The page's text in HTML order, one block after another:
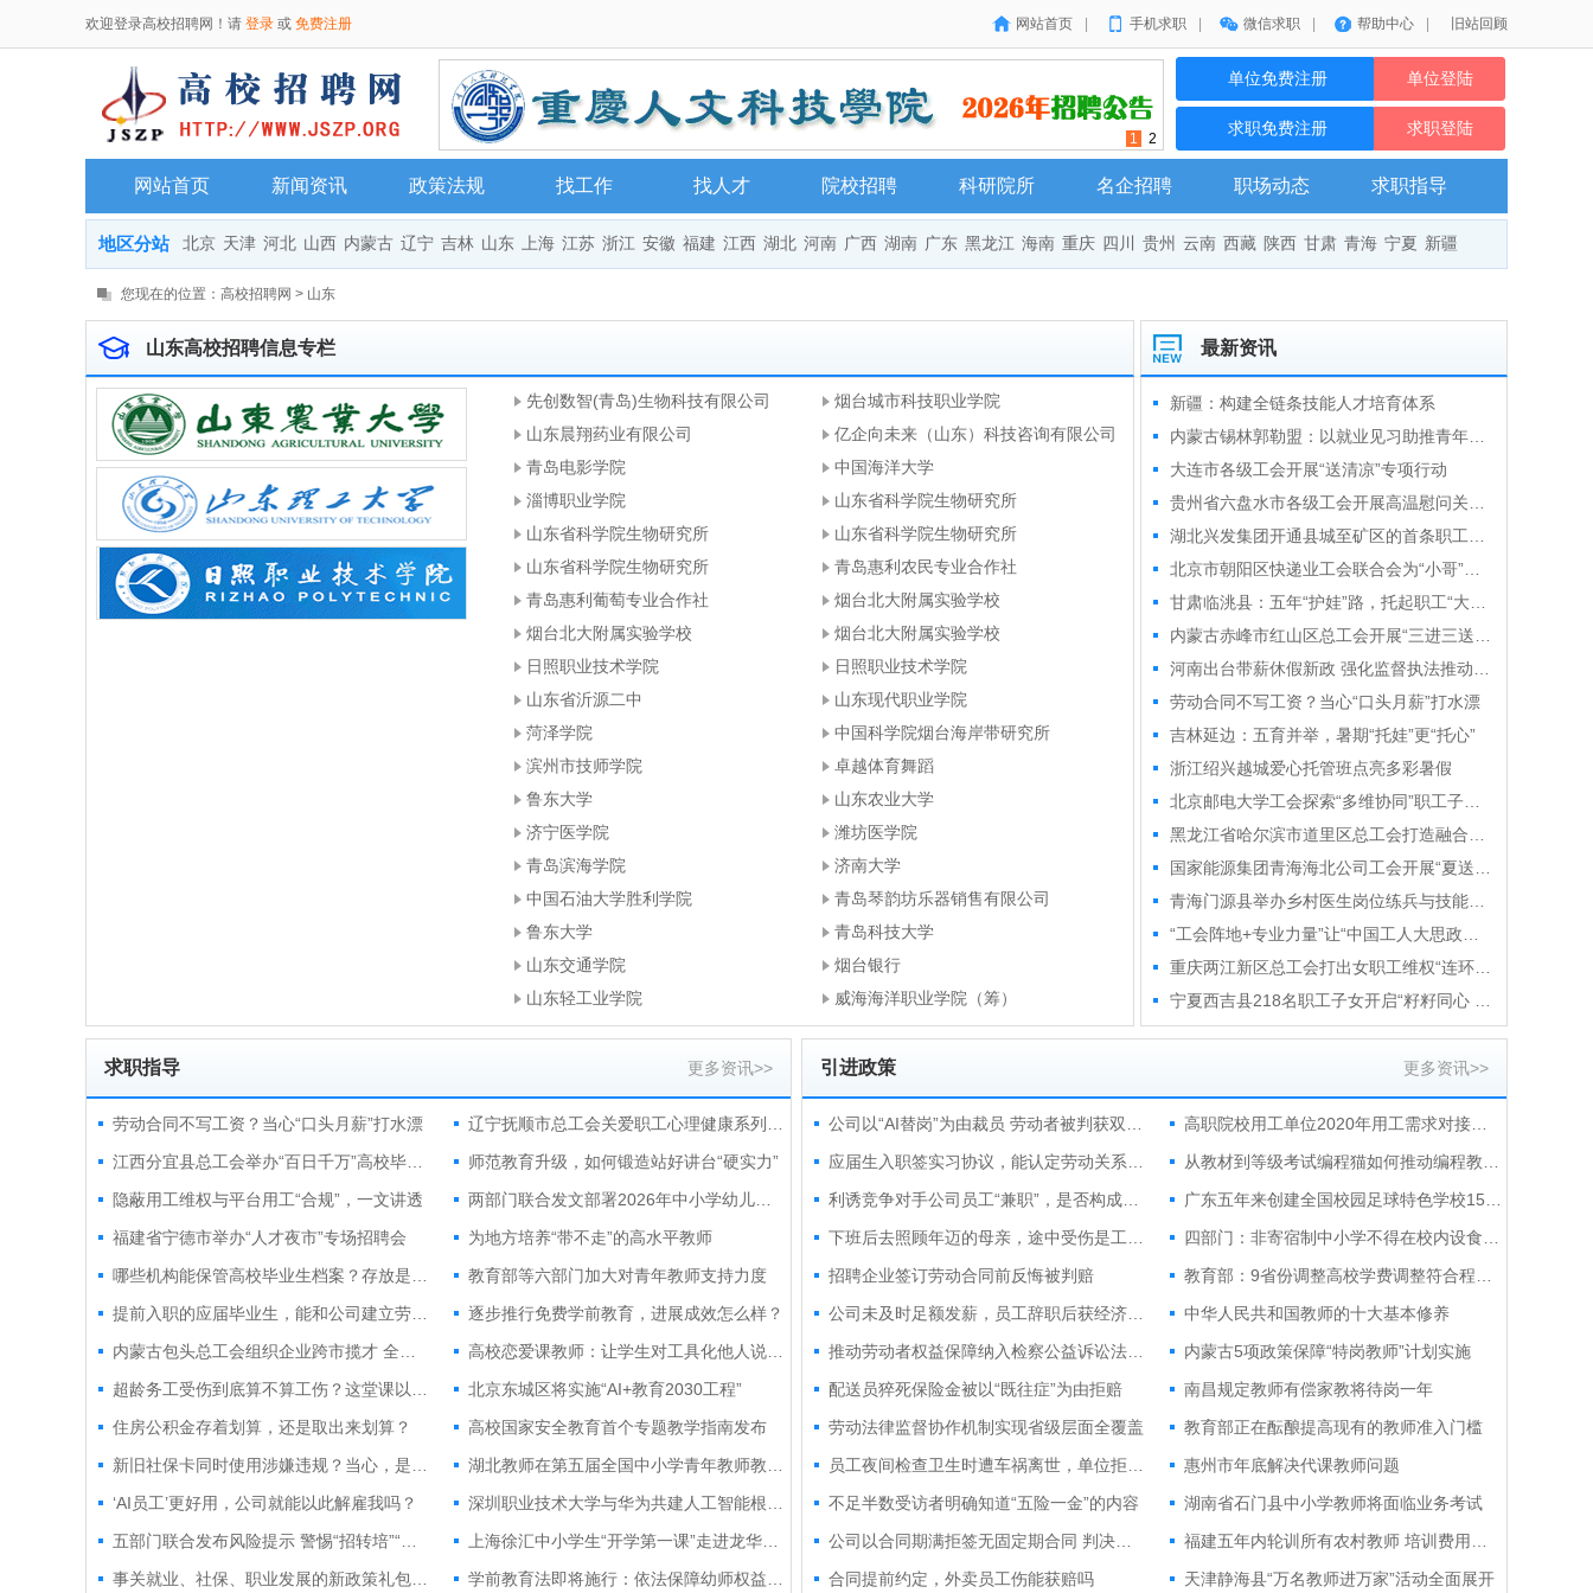
欢迎登录高校招聘网！请 登录 或 免费注册 网站首页 手机求职 微信求职 帮助中心 旧站回顾
1 2
单位免费注册 单位登陆
求职免费注册 求职登陆
网站首页 新闻资讯 政策法规 找工作 找人才 院校招聘 科研院所 名企招聘 职场动态 求职指导
地区分站 北京 天津 河北 山西 内蒙古 辽宁 吉林 山东 上海 江苏 浙江 安徽 福建 江西 湖北 河南 广西 湖南 广东 黑龙江 海南 重庆 四川 贵州 云南 西藏 陕西 甘肃 青海 宁夏 新疆
您现在的位置： 高校招聘网 > 山东
山东高校招聘信息专栏
先创数智(青岛)生物科技有限公司
烟台城市科技职业学院
山东晨翔药业有限公司
亿企向未来（山东）科技咨询有限公司
青岛电影学院
中国海洋大学
淄博职业学院
山东省科学院生物研究所
山东省科学院生物研究所
山东省科学院生物研究所
山东省科学院生物研究所
青岛惠利农民专业合作社
青岛惠利葡萄专业合作社
烟台北大附属实验学校
烟台北大附属实验学校
烟台北大附属实验学校
日照职业技术学院
日照职业技术学院
山东省沂源二中
山东现代职业学院
菏泽学院
中国科学院烟台海岸带研究所
滨州市技师学院
卓越体育舞蹈
鲁东大学
山东农业大学
济宁医学院
潍坊医学院
青岛滨海学院
济南大学
中国石油大学胜利学院
青岛琴韵坊乐器销售有限公司
鲁东大学
青岛科技大学
山东交通学院
烟台银行
山东轻工业学院
威海海洋职业学院（筹）
最新资讯
新疆：构建全链条技能人才培育体系
大连市各级工会开展“送清凉”专项行动
劳动合同不写工资？当心“口头月薪”打水漂
吉林延边：五育并举，暑期“托娃”更“托心”
浙江绍兴越城爱心托管班点亮多彩暑假
求职指导 更多资讯>>
劳动合同不写工资？当心“口头月薪”打水漂
隐蔽用工维权与平台用工“合规”，一文讲透
福建省宁德市举办“人才夜市”专场招聘会
住房公积金存着划算，还是取出来划算？
‘AI员工’更好用，公司就能以此解雇我吗？
师范教育升级，如何锻造站好讲台“硬实力”
为地方培养“带不走”的高水平教师
教育部等六部门加大对青年教师支持力度
逐步推行免费学前教育，进展成效怎么样？
北京东城区将实施“AI+教育2030工程”
高校国家安全教育首个专题教学指南发布
引进政策 更多资讯>>
招聘企业签订劳动合同前反悔被判赔
配送员猝死保险金被以“既往症”为由拒赔
劳动法律监督协作机制实现省级层面全覆盖
不足半数受访者明确知道“五险一金”的内容
合同提前约定，外卖员工伤能获赔吗
中华人民共和国教师的十大基本修养
内蒙古5项政策保障“特岗教师”计划实施
南昌规定教师有偿家教将待岗一年
教育部正在酝酿提高现有的教师准入门槛
惠州市年底解决代课教师问题
湖南省石门县中小学教师将面临业务考试
天津静海县“万名教师进万家”活动全面展开